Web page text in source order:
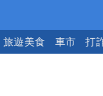
旅遊美食 車市 打